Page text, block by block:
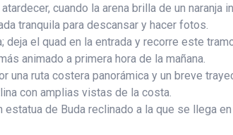
cuando la arena brilla de un naranja
tranquila para descansar y hacer fotos.
el quad en la entrada y recorre este
animado a primera hora de la mañana.
ruta costera panorámica y un breve
con amplias vistas de la costa.
de Buda reclinado a la que se llega